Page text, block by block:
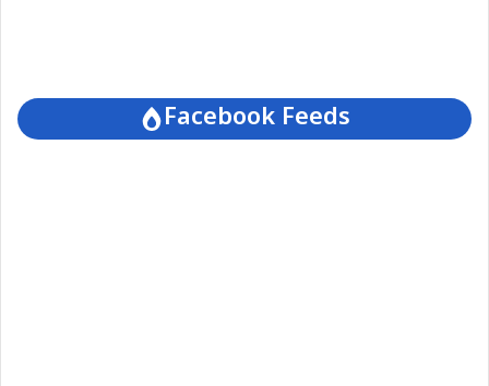
Facebook Feeds